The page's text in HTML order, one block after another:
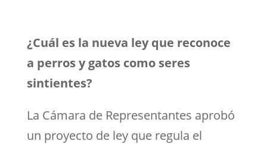
¿Cuál es la nueva ley que reconoce
a perros y gatos como seres
sintientes?
La Cámara de Representantes aprobó
un proyecto de ley que regula el